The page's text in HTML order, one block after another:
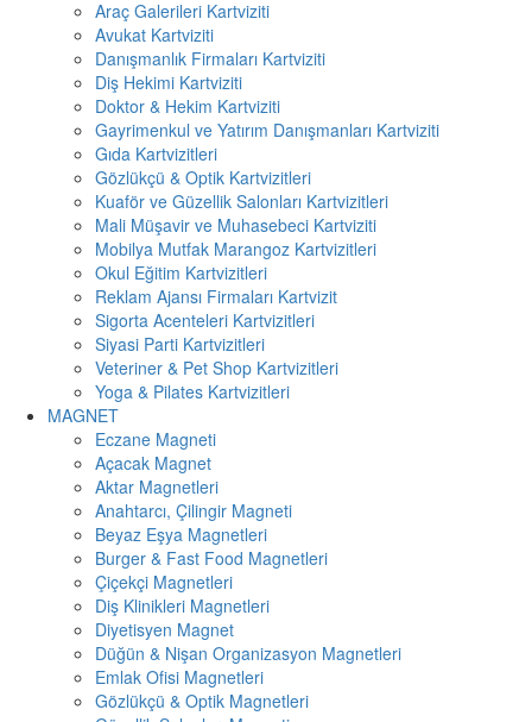
Araç Galerileri Kartviziti
Avukat Kartviziti
Danışmanlık Firmaları Kartviziti
Diş Hekimi Kartviziti
Doktor & Hekim Kartviziti
Gayrimenkul ve Yatırım Danışmanları Kartviziti
Gıda Kartvizitleri
Gözlükçü & Optik Kartvizitleri
Kuaför ve Güzellik Salonları Kartvizitleri
Mali Müşavir ve Muhasebeci Kartviziti
Mobilya Mutfak Marangoz Kartvizitleri
Okul Eğitim Kartvizitleri
Reklam Ajansı Firmaları Kartvizit
Sigorta Acenteleri Kartvizitleri
Siyasi Parti Kartvizitleri
Veteriner & Pet Shop Kartvizitleri
Yoga & Pilates Kartvizitleri
MAGNET
Eczane Magneti
Açacak Magnet
Aktar Magnetleri
Anahtarcı, Çilingir Magneti
Beyaz Eşya Magnetleri
Burger & Fast Food Magnetleri
Çiçekçi Magnetleri
Diş Klinikleri Magnetleri
Diyetisyen Magnet
Düğün & Nişan Organizasyon Magnetleri
Emlak Ofisi Magnetleri
Gözlükçü & Optik Magnetleri